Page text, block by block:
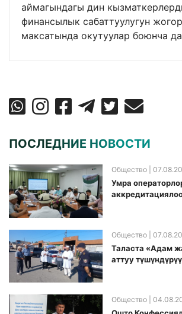
аймагындагы дин
финансылык сабаттуулугун
максатында окутуулар боюнча
ПОСЛЕДНИЕ НОВОСТИ
Общество |
Умра
Общество |
Таласта «Адам
аттуу
Общество |